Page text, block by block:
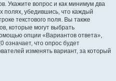
Укажите вопрос и как минимум два
полях, убедившись, что каждый
текстового поля. Вы также
которые могут выбрать
опции «Вариантов ответа»,
означает, что опрос будет
изменять вариант, за который